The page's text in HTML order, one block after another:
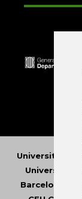
Universitat
Universitat
Barcelona